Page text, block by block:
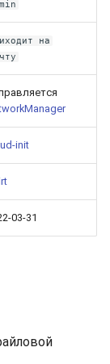
на
init
03-31